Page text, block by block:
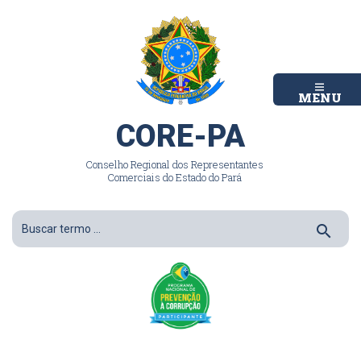
MENU
CORE-PA
Conselho Regional dos Representantes
Comerciais do Estado do Pará
search